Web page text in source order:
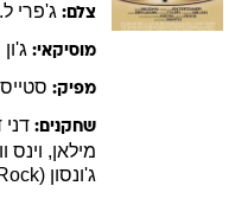
צלם: ג'פרי ל.
מוסיקאי: ג'ון
מפיק:
שחקנים: דני
מילאן, וינס
ג'ונסון (The Rock)